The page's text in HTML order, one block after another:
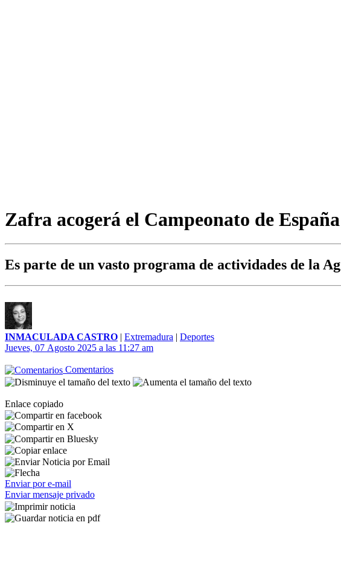
Zafra acogerá el Campeonato de
Es parte de un vasto programa de actividades de la
INMACULADA CASTRO | Extremadura | Deportes
Jueves, 07 Agosto 2025 a las 11:27 am
Comentarios
Enlace copiado
Enviar por e-mail
Enviar mensaje privado